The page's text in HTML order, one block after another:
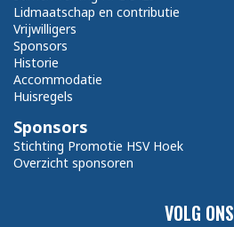
VOLG ONS
Lidmaatschap en contributie
Vrijwilligers
Sponsors
Historie
Accommodatie
Huisregels
Sponsors
Stichting Promotie HSV Hoek
Overzicht sponsoren